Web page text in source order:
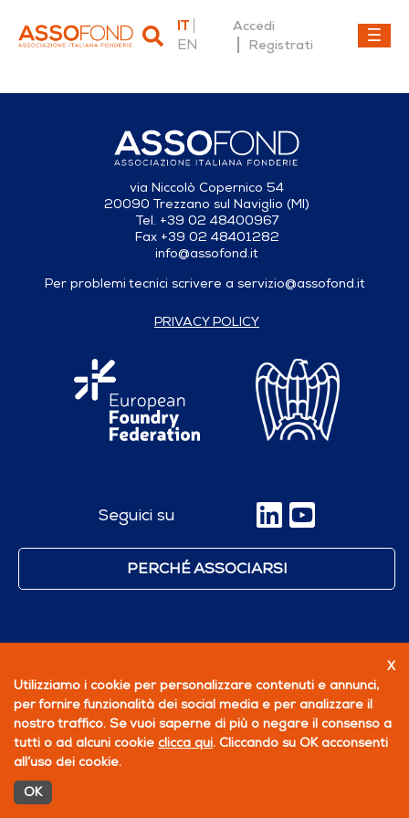
IT
EN
Accedi
Registrati
via Niccolò Copernico 54
20090 Trezzano sul Naviglio (MI)
Tel. +39 02 48400967
Fax +39 02 48401282
info@assofond.it
Per problemi tecnici scrivere a servizio@assofond.it
PRIVACY POLICY
Seguici su
PERCHÉ ASSOCIARSI
X
Utilizziamo i cookie per personalizzare contenuti e annunci,
per fornire funzionalità dei social media e per analizzare il
nostro traffico. Se vuoi saperne di più o negare il consenso a
tutti o ad alcuni cookie clicca qui. Cliccando su OK acconsenti
all’uso dei cookie.
OK